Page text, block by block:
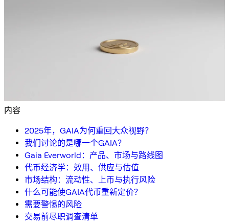
内容
2025年，GAIA为何重回大众视野？
我们讨论的是哪一个GAIA？
Gaia Everworld：产品、市场与路线图
代币经济学：效用、供应与估值
市场结构：流动性、上币与执行风险
什么可能使GAIA代币重新定价？
需要警惕的风险
交易前尽职调查清单